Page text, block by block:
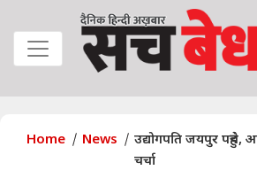
Home News
उद्योगपति जयपुर पहुंचे,
चर्चा